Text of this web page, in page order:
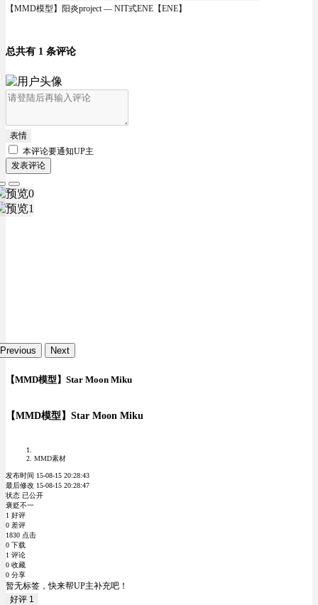
【MMD模型】阳炎project — NIT式ENE【ENE】
总共有 1 条评论
表情
本评论要通知UP主
发表评论
Previous Next
【MMD模型】Star Moon Miku
【MMD模型】Star Moon Miku
MMD素材
发布时间 15-08-15 20:28:43
最后修改 15-08-15 20:28:47
状态 已公开
褒贬不一
1 好评
0 差评
1830 点击
0 下载
1 评论
0 收藏
0 分享
暂无标签，快来帮UP主补充吧！
好评 1